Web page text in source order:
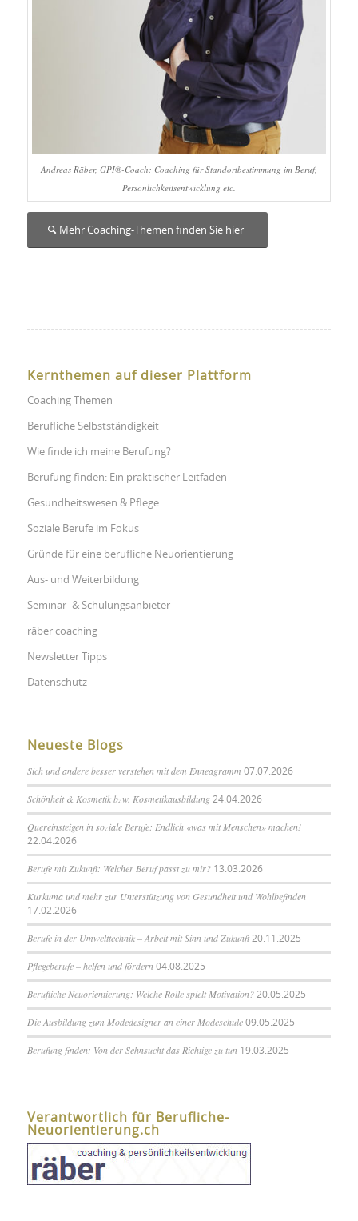
Andreas Räber, GPI®-Coach: Coaching für Standortbestimmung im Beruf,
Persönlichkeitsentwicklung etc.
Mehr Coaching-Themen finden Sie hier
Kernthemen auf dieser Plattform
Coaching Themen
Berufliche Selbstständigkeit
Wie finde ich meine Berufung?
Berufung finden: Ein praktischer Leitfaden
Gesundheitswesen & Pflege
Soziale Berufe im Fokus
Gründe für eine berufliche Neuorientierung
Aus- und Weiterbildung
Seminar- & Schulungsanbieter
räber coaching
Newsletter Tipps
Datenschutz
Neueste Blogs
Sich und andere besser verstehen mit dem Enneagramm 07.07.2026
Schönheit & Kosmetik bzw. Kosmetikausbildung 24.04.2026
Quereinsteigen in soziale Berufe: Endlich «was mit Menschen» machen!
22.04.2026
Berufe mit Zukunft: Welcher Beruf passt zu mir? 13.03.2026
Kurkuma und mehr zur Unterstützung von Gesundheit und Wohlbefinden
17.02.2026
Berufe in der Umwelttechnik – Arbeit mit Sinn und Zukunft 20.11.2025
Pflegeberufe – helfen und fördern 04.08.2025
Berufliche Neuorientierung: Welche Rolle spielt Motivation? 20.05.2025
Die Ausbildung zum Modedesigner an einer Modeschule 09.05.2025
Berufung finden: Von der Sehnsucht das Richtige zu tun 19.03.2025
Verantwortlich für Berufliche-
Neuorientierung.ch